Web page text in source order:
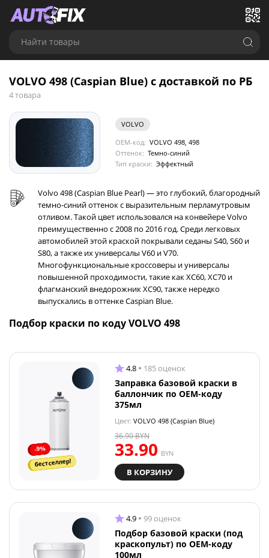
Найти товары
VOLVO 498 (Caspian Blue) с доставкой по РБ
4 товара
VOLVO
OEM-код: VOLVO 498, 498
Оттенок: Темно-синий
Тип краски: Эффектный
Volvo 498 (Caspian Blue Pearl) — это глубокий, благородный
темно-синий оттенок с выразительным перламутровым
отливом. Такой цвет использовался на конвейере Volvo
преимущественно с 2008 по 2016 год. Среди легковых
автомобилей этой краской покрывали седаны S40, S60 и
S80, а также их универсалы V60 и V70.
Многофункциональные кроссоверы и универсалы
повышенной проходимости, такие как XC60, XC70 и
флагманский внедорожник XC90, также нередко
выпускались в оттенке Caspian Blue.
Подбор краски по коду VOLVO 498
-9%
бестселлер!
4.8 185 оценок
Заправка базовой краски в
баллончик по OEM-коду
375мл
Цвет: VOLVO 498 (Caspian Blue)
33.90 BYN
36.90BYN
В КОРЗИНУ
4.9 99 оценок
Подбор базовой краски (под
краскопульт) по OEM-коду
100мл